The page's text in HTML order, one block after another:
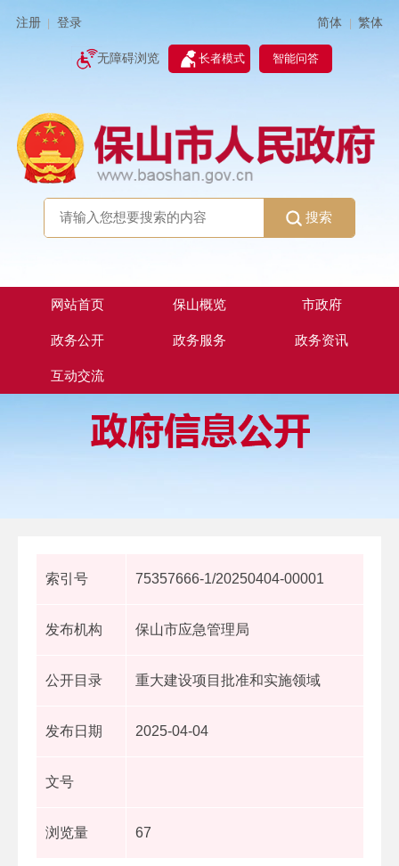
注册 登录 简体 | 繁体
无障碍浏览 长者模式 智能问答
搜索
网站首页 保山概览 市政府
政务公开 政务服务 政务资讯
互动交流
索引号 75357666-1/20250404-00001
发布机构 保山市应急管理局
公开目录 重大建设项目批准和实施领域
发布日期 2025-04-04
文号
浏览量 67